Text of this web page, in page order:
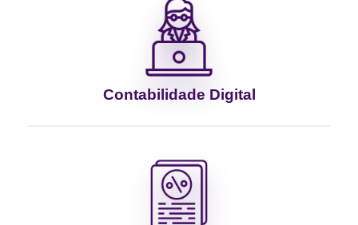
Contabilidade Digital